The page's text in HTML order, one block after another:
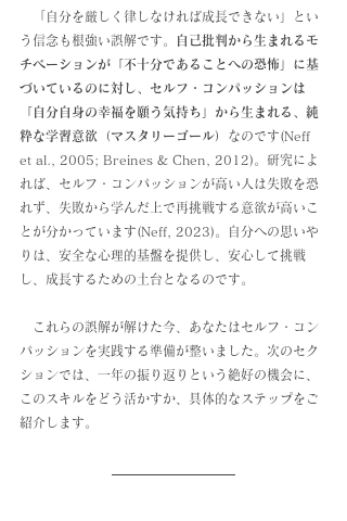
「自分を厳しく律しなければ成長できない」とい
う信念も根強い誤解です。
自己批判から生まれるモ
チベーションが「不十分であることへの恐怖」に基
づいているのに対し、セルフ・コンパッションは
「自分自身の幸福を願う気持ち」から生まれる、純
粋な学習意欲（マスタリーゴール） なのです(Neff
et al., 2005; Breines & Chen, 2012)。研究によ
れば、セルフ・コンパッションが高い人は失敗を恐
れず、失敗から学んだ上で再挑戦する意欲が高いこ
とが分かっています(Neff, 2023)。自分への思いや
りは、安全な心理的基盤を提供し、安心して挑戦
し、成長するための土台となるのです。
これらの誤解が解けた今、あなたはセルフ・コン
パッションを実践する準備が整いました。次のセク
ションでは、一年の振り返りという絶好の機会に、
このスキルをどう活かすか、具体的なステップをご
紹介します。